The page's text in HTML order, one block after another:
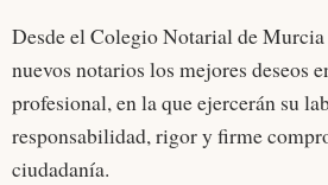
Desde el Colegio Notarial de Murcia
nuevos notarios los mejores deseos
profesional, en la que ejercerán su
responsabilidad, rigor y firme
ciudadanía.